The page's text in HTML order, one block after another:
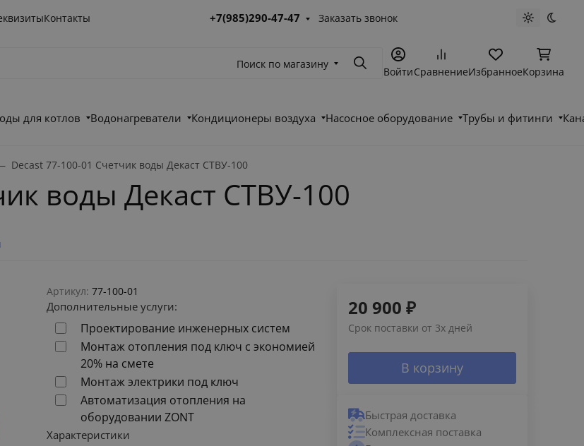
Контакты +7(985)290-47-47 Заказать звонок Светлая
Поиск по магазину ПоискВойтиСравнениеИзбранноеКорзина
для котлов Водонагреватели Кондиционеры воздуха Насосное оборудование Трубы и фитинги
Decast 77-100-01 Счетчик воды Декаст СТВУ-100
воды Декаст СТВУ-100
Артикул: 77-100-01
Дополнительные услуги:
Проектирование инженерных систем
Монтаж отопления под ключ с экономией
20% на смете
Монтаж электрики под ключ
Автоматизация отопления на
оборудовании ZONT
Характеристики
20 900 ₽
Срок поставки от 3х дней
В корзину
Быстрая доставка
Комплексная поставка